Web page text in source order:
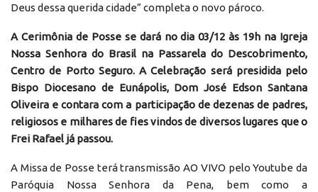
Deus dessa querida cidade” completa o novo pároco.
A Cerimônia de Posse se dará no dia 03/12 às 19h na Igreja
Nossa Senhora do Brasil na Passarela do Descobrimento,
Centro de Porto Seguro. A Celebração será presidida pelo
Bispo Diocesano de Eunápolis, Dom José Edson Santana
Oliveira e contara com a participação de dezenas de padres,
religiosos e milhares de fies vindos de diversos lugares que o
Frei Rafael já passou.
A Missa de Posse terá transmissão AO VIVO pelo Youtube da
Paróquia Nossa Senhora da Pena, bem como a